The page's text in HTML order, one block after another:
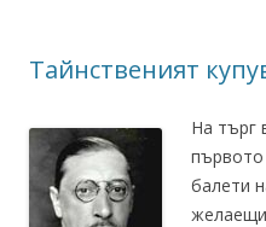
Тайнственият
На търг
първото
балети